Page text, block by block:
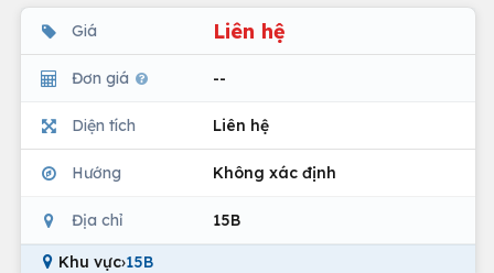
Giá Liên hệ
Đơn giá --
Diện tích Liên hệ
Hướng Không xác định
Địa chỉ 15B
Khu vực›15B